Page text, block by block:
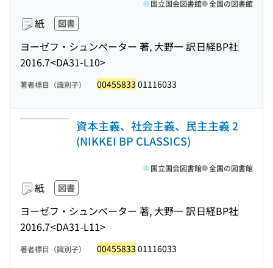
紙 図書
ヨーゼフ・シュンペーター 著, 大野一 訳日経BP社
2016.7<DA31-L10>
国立国会図書館 全国の図書館
著者標目（識別子） 00455833 01116033
資本主義、社会主義、民主主義 2
(NIKKEI BP CLASSICS)
紙 図書
ヨーゼフ・シュンペーター 著, 大野一 訳日経BP社
2016.7<DA31-L11>
国立国会図書館 全国の図書館
著者標目（識別子） 00455833 01116033